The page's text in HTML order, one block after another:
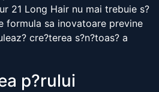
21 Long Hair nu mai trebuie s?
formula sa inovatoare previne
cre?terea s?n?toas? a
p?rului